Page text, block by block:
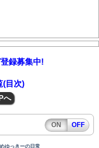
録募集中!
(目次)
へ
ON OFF
ゆっきーの日常